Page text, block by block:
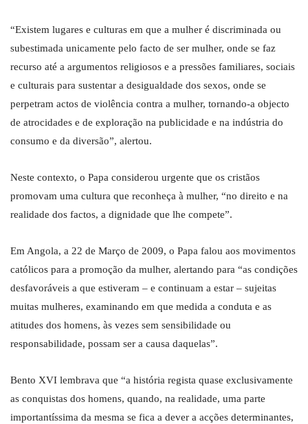
“Existem lugares e culturas em que a mulher é discriminada ou
subestimada unicamente pelo facto de ser mulher, onde se faz
recurso até a argumentos religiosos e a pressões familiares, sociais
e culturais para sustentar a desigualdade dos sexos, onde se
perpetram actos de violência contra a mulher, tornando-a objecto
de atrocidades e de exploração na publicidade e na indústria do
consumo e da diversão”, alertou.
Neste contexto, o Papa considerou urgente que os cristãos
promovam uma cultura que reconheça à mulher, “no direito e na
realidade dos factos, a dignidade que lhe compete”.
Em Angola, a 22 de Março de 2009, o Papa falou aos movimentos
católicos para a promoção da mulher, alertando para “as condições
desfavoráveis a que estiveram – e continuam a estar – sujeitas
muitas mulheres, examinando em que medida a conduta e as
atitudes dos homens, às vezes sem sensibilidade ou
responsabilidade, possam ser a causa daquelas”.
Bento XVI lembrava que “a história regista quase exclusivamente
as conquistas dos homens, quando, na realidade, uma parte
importantíssima da mesma se fica a dever a acções determinantes,